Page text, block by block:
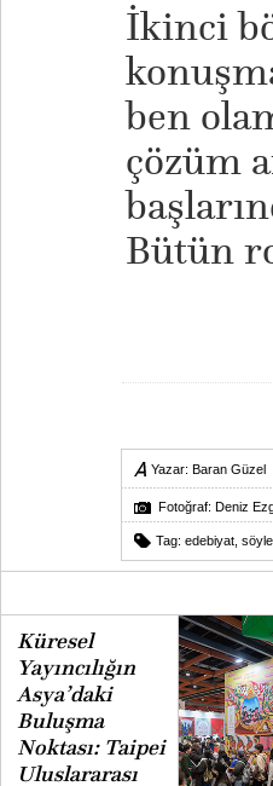
İkinci
ben
çözüm
Bütün
Yazar: Baran Güzel
Fotoğraf: Deniz
Tag: edebiyat
Küresel
Yayıncılığın
Asya’daki
Buluşma
Noktası: Taipei
Uluslararası